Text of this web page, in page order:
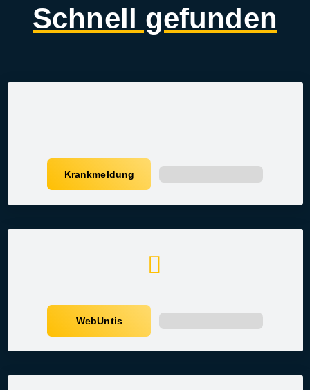
Schnell gefunden
Krankmeldung
WebUntis